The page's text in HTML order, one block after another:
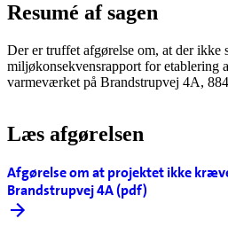
Resumé af sagen
Der er truffet afgørelse om, at der ikke
miljøkonsekvensrapport for etablering
varmeværket på Brandstrupvej 4A,
Læs afgørelsen
Afgørelse om at projektet ikke
Brandstrupvej 4A (pdf)